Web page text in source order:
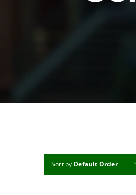
Sort by Default Order